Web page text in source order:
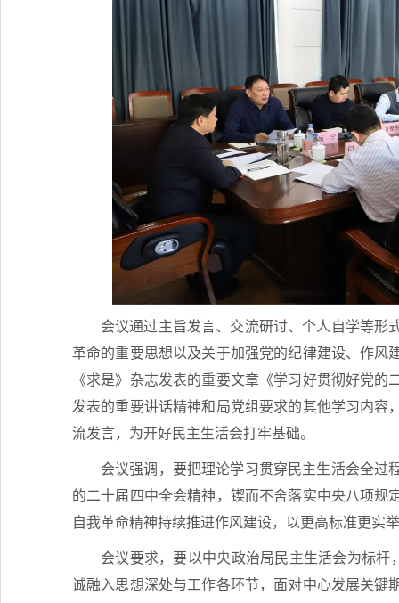
会议通过主旨发言、交流研讨、个人自学等形
革命的重要思想以及关于加强党的纪律建设、作风
《求是》杂志发表的重要文章《学习好贯彻好党
发表的重要讲话精神和局党组要求的其他学习内
流发言，为开好民主生活会打牢基础。
会议强调，要把理论学习贯穿民主生活会全过
的二十届四中全会精神，锲而不舍落实中央八项
自我革命精神持续推进作风建设，以更高标准更实
会议要求，要以中央政治局民主生活会为标杆
诚融入思想深处与工作各环节，面对中心发展关键